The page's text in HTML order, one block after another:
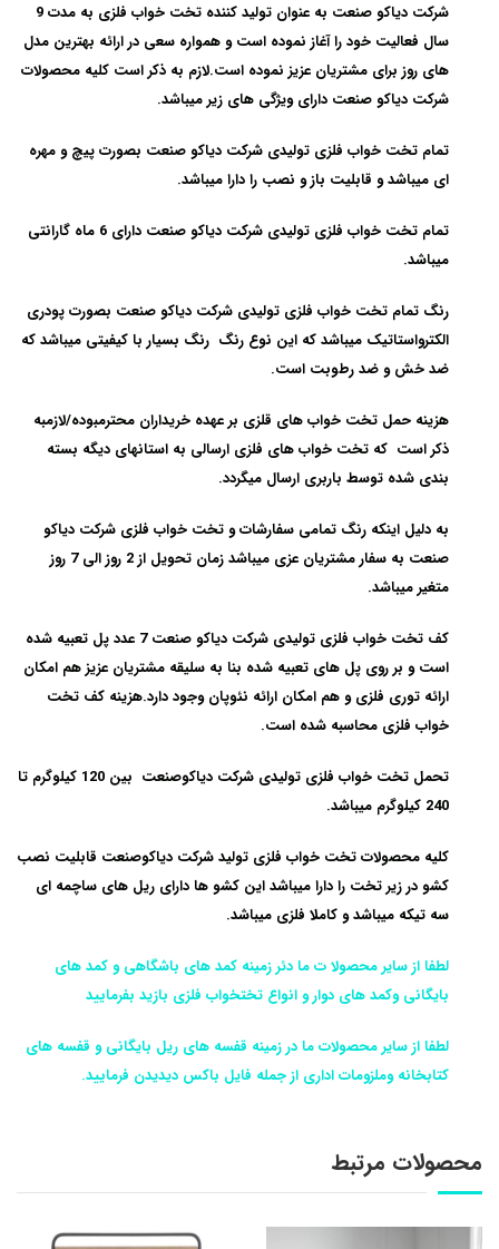
شرکت دیاکو صنعت به عنوان تولید کننده تخت خواب فلزی به مدت 9
سال فعالیت خود را آغاز نموده است و همواره سعی در ارائه بهترین مدل
های روز برای مشتریان عزیز نموده است.لازم به ذکر است کلیه محصولات
شرکت دیاکو صنعت دارای ویژگی های زیر میباشد.
تمام تخت خواب فلزی تولیدی شرکت دیاکو صنعت بصورت پیچ و مهره
ای میباشد و قابلیت باز و نصب را دارا میباشد.
تمام تخت خواب فلزی تولیدی شرکت دیاکو صنعت دارای 6 ماه گارانتی
میباشد.
رنگ تمام تخت خواب فلزی تولیدی شرکت دیاکو صنعت بصورت پودری
الکترواستاتیک میباشد که این نوع رنگ رنگ بسیار با کیفیتی میباشد که
ضد خش و ضد رطوبت است.
هزینه حمل تخت خواب های قلزی بر عهده خریداران محترمبوده/لازمبه
ذکر است که تخت خواب های فلزی ارسالی به استانهای دیگه بسته
بندی شده توسط باربری ارسال میگردد.
به دلیل اینکه رنگ تمامی سفارشات و تخت خواب فلزی شرکت دیاکو
صنعت به سفار مشتریان عزی میباشد زمان تحویل از 2 روز الی 7 روز
متغیر میباشد.
کف تخت خواب فلزی تولیدی شرکت دیاکو صنعت 7 عدد پل تعبیه شده
است و بر روی پل های تعبیه شده بنا به سلیقه مشتریان عزیز هم امکان
ارائه توری فلزی و هم امکان ارائه نئوپان وجود دارد.هزینه کف تخت
خواب فلزی محاسبه شده است.
تحمل تخت خواب فلزی تولیدی شرکت دیاکوصنعت بین 120 کیلوگرم تا
240 کیلوگرم میباشد.
کلیه محصولات تخت خواب فلزی تولید شرکت دیاکوصنعت قابلیت نصب
کشو در زیر تخت را دارا میباشد این کشو ها دارای ریل های ساچمه ای
سه تیکه میباشد و کاملا فلزی میباشد.
لطفا از سایر محصولا ت ما دئر زمینه کمد های باشگاهی و کمد های
بایگانی وکمد های دوار و انواع تختخواب فلزی بازید بفرمایید
لطفا از سایر محصولات ما در زمینه قفسه های ریل بایگانی و قفسه های
کتابخانه وملزومات اداری از جمله فایل باکس دیدیدن فرمایید.
محصولات مرتبط